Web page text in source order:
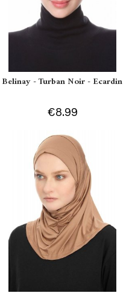
Belinay - Turban Noir - Ecardin
€8.99